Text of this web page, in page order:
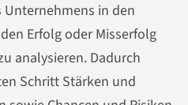
in den
Erfolg oder Misserfolg
analysieren. Dadurch
Schritt Stärken und